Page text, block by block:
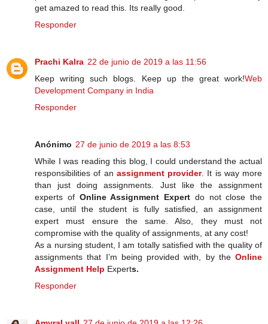
get amazed to read this. Its really good.
Responder
Prachi Kalra 22 de junio de 2019 a las 11:56
Keep writing such blogs. Keep up the great work!Web
Development Company in India
Responder
Anónimo 27 de junio de 2019 a las 8:53
While I was reading this blog, I could understand the actual
responsibilities of an assignment provider. It is way more
than just doing assignments. Just like the assignment
experts of Online Assignment Expert do not close the
case, until the student is fully satisfied, an assignment
expert must ensure the same. Also, they must not
compromise with the quality of assignments, at any cost!
As a nursing student, I am totally satisfied with the quality of
assignments that I’m being provided with, by the Online
Assignment Help Experts.
Responder